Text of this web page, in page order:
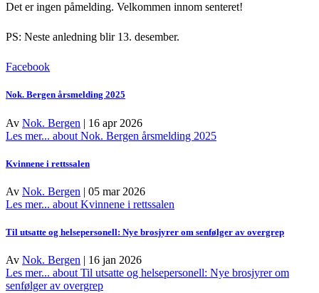
Det er ingen påmelding. Velkommen innom senteret!
PS: Neste anledning blir 13. desember.
Facebook
Nok. Bergen årsmelding 2025
Av Nok. Bergen | 16 apr 2026
Les mer... about Nok. Bergen årsmelding 2025
Kvinnene i rettssalen
Av Nok. Bergen | 05 mar 2026
Les mer... about Kvinnene i rettssalen
Til utsatte og helsepersonell: Nye brosjyrer om senfølger av overgrep
Av Nok. Bergen | 16 jan 2026
Les mer... about Til utsatte og helsepersonell: Nye brosjyrer om
senfølger av overgrep